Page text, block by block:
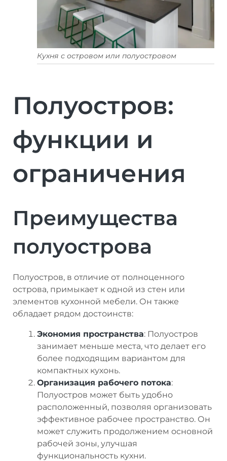
Кухня с островом или полуостровом
Полуостров:
функции и
ограничения
Преимущества
полуострова
Полуостров, в отличие от полноценного
острова, примыкает к одной из стен или
элементов кухонной мебели. Он также
обладает рядом достоинств:
Экономия пространства: Полуостров
занимает меньше места, что делает его
более подходящим вариантом для
компактных кухонь.
Организация рабочего потока:
Полуостров может быть удобно
расположенный, позволяя организовать
эффективное рабочее пространство. Он
может служить продолжением основной
рабочей зоны, улучшая
функциональность кухни.